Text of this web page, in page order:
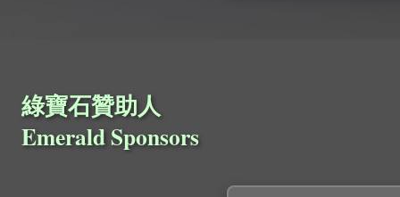
綠寶石贊助人
Emerald Sponsors